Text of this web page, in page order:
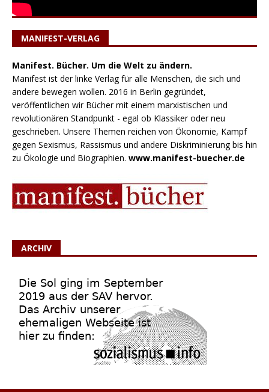
MANIFEST-VERLAG
Manifest. Bücher. Um die Welt zu ändern.
Manifest ist der linke Verlag für alle Menschen, die sich und
andere bewegen wollen. 2016 in Berlin gegründet,
veröffentlichen wir Bücher mit einem marxistischen und
revolutionären Standpunkt - egal ob Klassiker oder neu
geschrieben. Unsere Themen reichen von Ökonomie, Kampf
gegen Sexismus, Rassismus und andere Diskriminierung bis hin
zu Ökologie und Biographien. www.manifest-buecher.de
ARCHIV